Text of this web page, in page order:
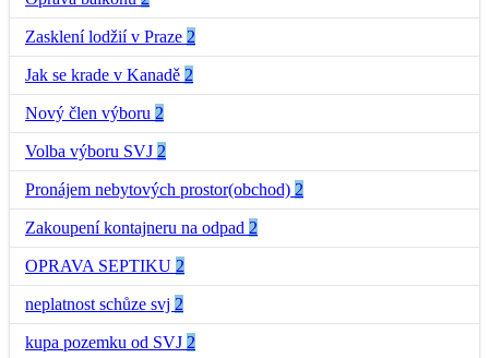
Zasklení lodžií v Praze 2
Jak se krade v Kanadě 2
Nový člen výboru 2
Volba výboru SVJ 2
Pronájem nebytových prostor(obchod) 2
Zakoupení kontajneru na odpad 2
OPRAVA SEPTIKU 2
neplatnost schůze svj 2
kupa pozemku od SVJ 2